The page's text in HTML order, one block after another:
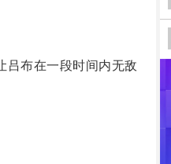
吕布在一段时间内无敌